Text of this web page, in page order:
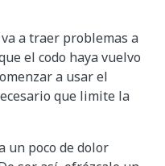
a traer problemas a
el codo haya vuelvo
a usar el
que limite la
un poco de dolor